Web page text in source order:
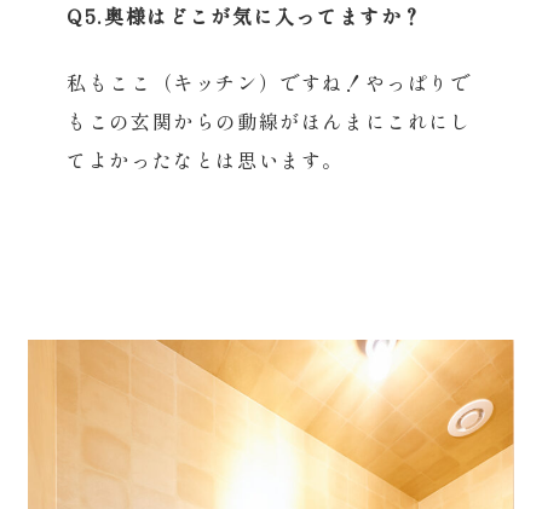
Q5.奥様はどこが気に入ってますか？
私もここ（キッチン）ですね！やっぱりで
もこの玄関からの動線がほんまにこれにし
てよかったなとは思います。